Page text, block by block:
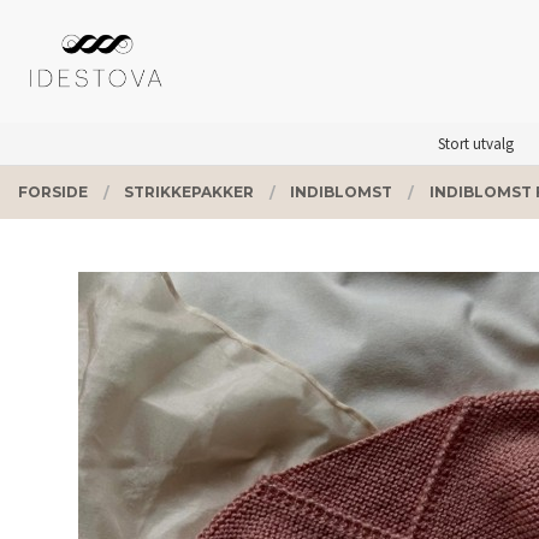
innholdet
Stort utvalg
PRODUKTER
FORSIDE STRIKKEPAKKER INDIBLOMST INDIBLOMST